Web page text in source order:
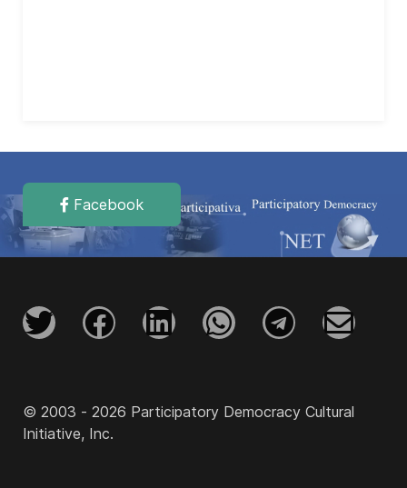
Facebook
© 2003 - 2026 Participatory Democracy Cultural
Initiative, Inc.